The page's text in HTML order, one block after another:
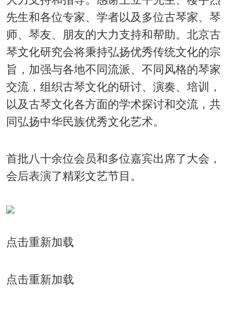
先生和各位专家、学者以及多位古琴家、琴
师、琴友、朋友的大力支持和帮助。北京古
琴文化研究会将秉持弘扬优秀传统文化的宗
旨，加强与各地不同流派、不同风格的琴家
交流，组织古琴文化的研讨、演奏、培训，
以及古琴文化各方面的学术探讨和交流，共
同弘扬中华民族优秀文化艺术。
首批八十余位会员和多位嘉宾出席了大会，
会后表演了精彩文艺节目。
点击重新加载
点击重新加载